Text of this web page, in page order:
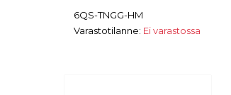
6QS-TNGG-HM
Varastotilanne: Ei varastossa